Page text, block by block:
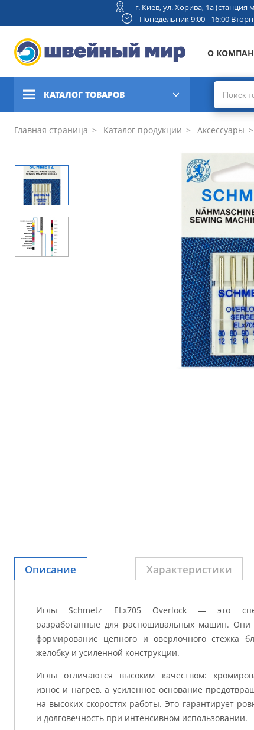
г. Киев, ул. Хорива, 1а
Понедельник 9:00 - 16:00
О
КАТАЛОГ ТОВАРОВ
Швейные машины
вышивальные машины
Коверлоки, оверлоки,
плоскошовные машины
Вязальные машины
Главная страница Каталог продукции Аксессуары
Описание Характеристики
Иглы Schmetz ELx705 Overlock — это
разработанные для распошивальных машин. Они
формирование цепного и оверлочного стежка
желобку и усиленной конструкции.
Иглы отличаются высоким качеством:
износ и нагрев, а усиленное основание
на высоких скоростях работы. Это гарантирует
и долговечность при интенсивном использовании.